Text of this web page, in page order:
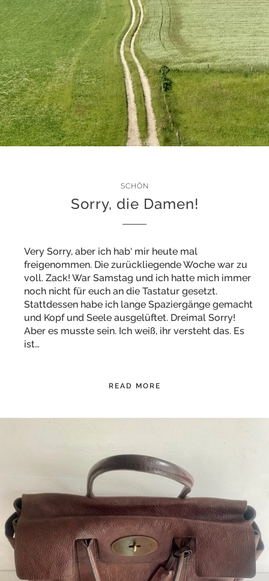
SCHÖN
Sorry, die Damen!
Very Sorry, aber ich hab‘ mir heute mal
freigenommen. Die zurückliegende Woche war zu
voll. Zack! War Samstag und ich hatte mich immer
noch nicht für euch an die Tastatur gesetzt.
Stattdessen habe ich lange Spaziergänge gemacht
und Kopf und Seele ausgelüftet. Dreimal Sorry!
Aber es musste sein. Ich weiß, ihr versteht das. Es
ist…
READ MORE